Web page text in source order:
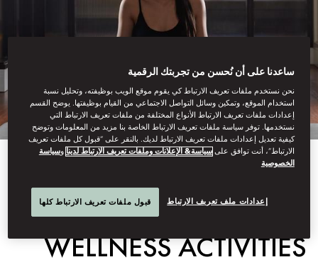
COMPLIMENTARY
WELLNESS ACTIVITIES
ساعدنا على أن نُحسن من تجربتك الرقمية
نحن نستخدم ملفات تعريف الارتباط كي يقوم موقع الويب بوظيفته، وتحليل نسبة
استخدام الموقع، وتمكين وسائل التواصل الاجتماعي من القيام بوظيفتها. يوضح القسم
إعدادات ملفات تعريف الارتباط الأنواع المختلفة من ملفات تعريف الارتباط التي
نستخدمها. توفر سياسة ملفات تعريف الارتباط الخاصة بنا مزيد من المعلومات وتوضح
كيفية تعديل إعدادات ملفات تعريف الارتباط لديك. بالنقر على “قبول كل ملفات تعريف
الارتباط”، أنت توافق علىسياسة& الإعلانات وملفات تعريف الارتباط لدينا وسياسة
الخصوصية
إعدادات ملف تعريف الارتباط قبول ملفات تعريف الارتباط كلها